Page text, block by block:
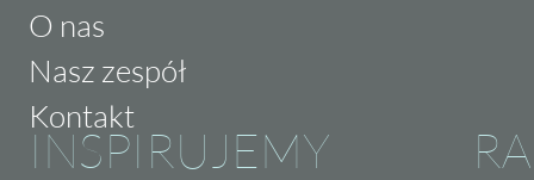
O nas
Nasz zespół
Kontakt
INSPIRUJEMY